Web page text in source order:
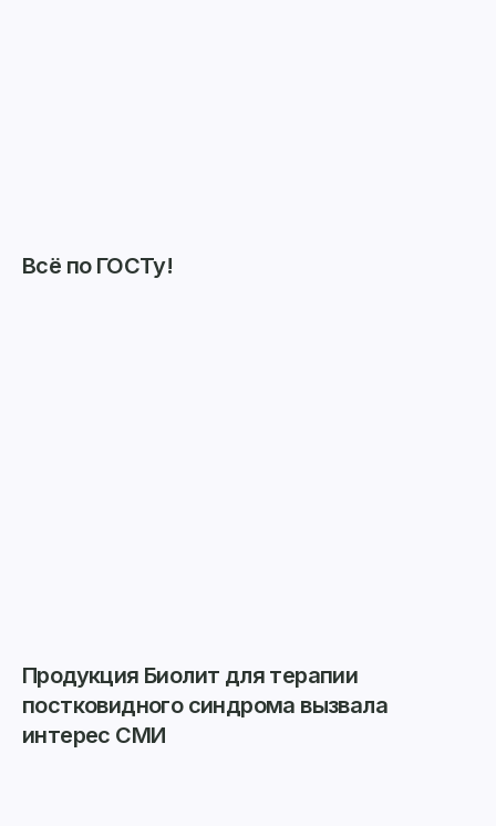
Всё по ГОСТу!
Продукция Биолит для терапии
постковидного синдрома вызвала
интерес СМИ